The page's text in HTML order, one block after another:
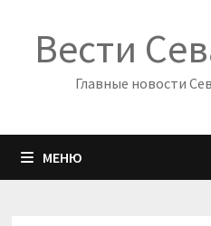
содержимому
Вести
Главные новости
МЕНЮ